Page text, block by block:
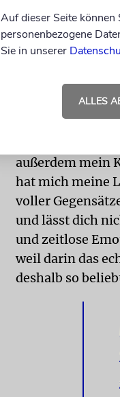
helfen, das
Selbstdisziplin.
Ich habe später
Kinderband
außerdem mein
hat mich meine
voller
und lässt dich
und zeitlose
weil darin das
deshalb so
Auf dieser Seite
personenbezogene
Sie in unserer
ALLES